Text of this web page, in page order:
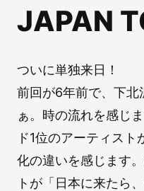
JAPAN
ついに単独来日！
前回が6年前で、下北
ぁ。時の流れを感じ
ド1位のアーティス
化の違いを感じます
トが「日本に来たら